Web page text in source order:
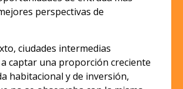
perspectivas de
ciudades intermedias
captar una proporción creciente
habitacional y de inversión,